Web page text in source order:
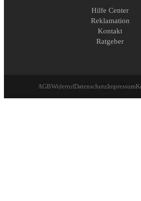
Hilfe Center
Reklamation
Kontakt
Ratgeber
AGBWiderrufDatenschutzImpressum